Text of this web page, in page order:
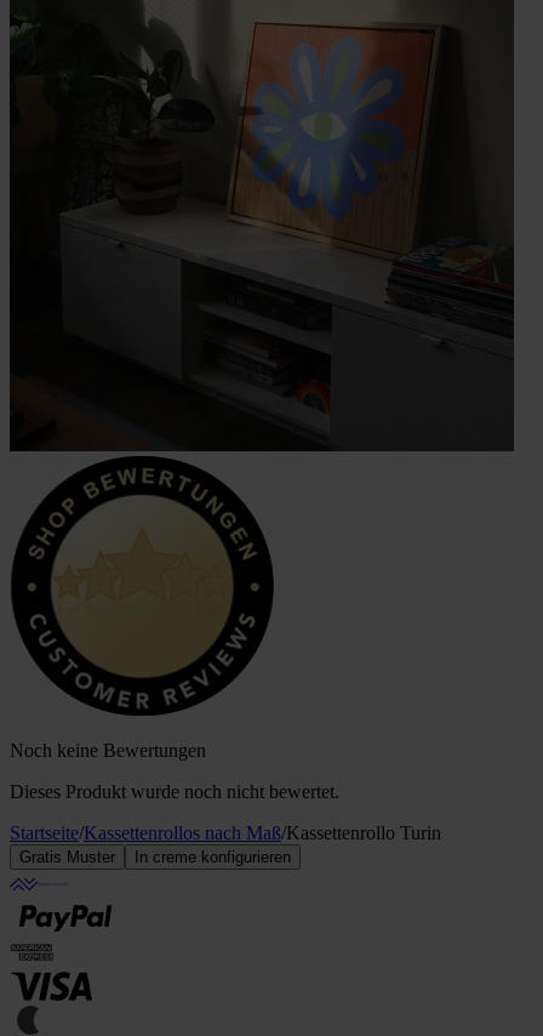
Noch keine Bewertungen
Dieses Produkt wurde noch nicht bewertet.
Startseite/Kassettenrollos nach Maß/Kassettenrollo Turin
Gratis Muster In creme konfigurieren